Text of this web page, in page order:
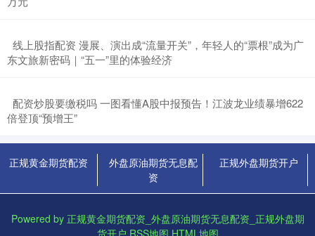
​线上股指配资 漫展、演出成“流量开关”，年轻人的“票根”成为广
东文旅新密码｜“五一”里的体验经济
​配资炒股要缴税吗 一图看懂A股中报预告！江波龙业绩暴增622
倍登顶“预增王”
正规黄金期货配资
外盘原油期货无息配
资
正规外盘期货开户
Powered by 正规黄金期货配资_外盘原油期货无息配资_正规外盘期
货开户 RSS地图 HTML地图